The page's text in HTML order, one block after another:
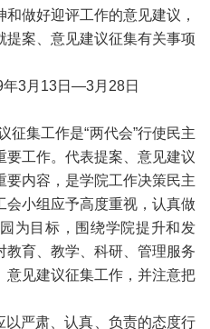
做好迎评工作的意见建议，
提案、意见建议征集有关事项
3月13日—3月28日
集工作是“两代会”行使民主
工作。代表提案、意见建议
要内容，是学院工作决策民主
会小组应予高度重视，认真做
为目标，围绕学院提升和发
教育、教学、科研、管理服务
意见建议征集工作，并注意把
严肃、认真、负责的态度行